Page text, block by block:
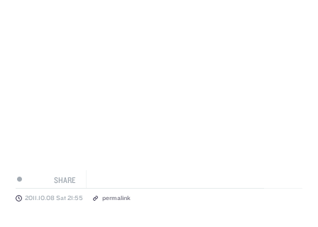
SHARE
2011.10.08 Sat 21:55 permalink